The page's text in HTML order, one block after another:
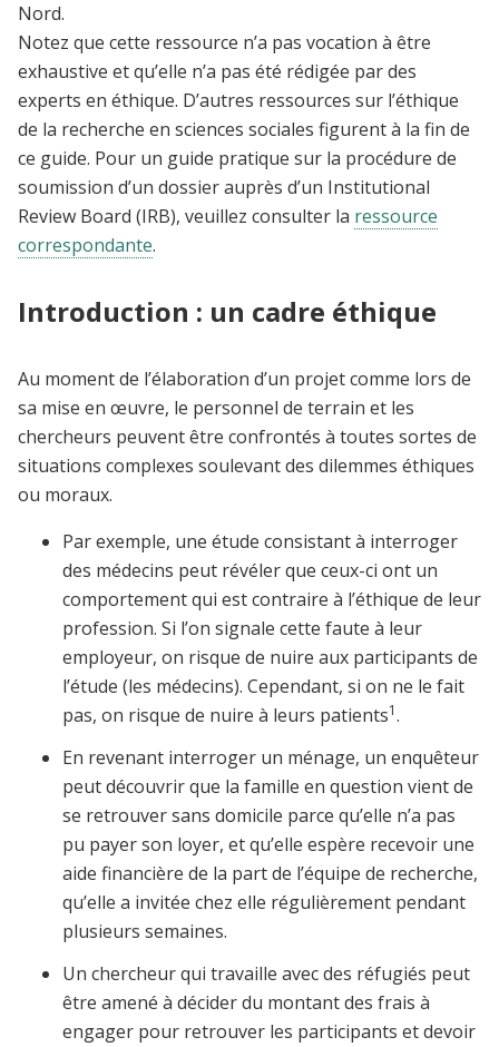
Nord.
Notez que cette ressource n’a pas vocation à être
exhaustive et qu’elle n’a pas été rédigée par des
experts en éthique. D’autres ressources sur l’éthique
de la recherche en sciences sociales figurent à la fin de
ce guide. Pour un guide pratique sur la procédure de
soumission d’un dossier auprès d’un Institutional
Review Board (IRB), veuillez consulter la ressource
correspondante.
Introduction : un cadre éthique
Au moment de l’élaboration d’un projet comme lors de
sa mise en œuvre, le personnel de terrain et les
chercheurs peuvent être confrontés à toutes sortes de
situations complexes soulevant des dilemmes éthiques
ou moraux.
Par exemple, une étude consistant à interroger
des médecins peut révéler que ceux-ci ont un
comportement qui est contraire à l’éthique de leur
profession. Si l’on signale cette faute à leur
employeur, on risque de nuire aux participants de
l’étude (les médecins). Cependant, si on ne le fait
pas, on risque de nuire à leurs patients1.
En revenant interroger un ménage, un enquêteur
peut découvrir que la famille en question vient de
se retrouver sans domicile parce qu’elle n’a pas
pu payer son loyer, et qu’elle espère recevoir une
aide financière de la part de l’équipe de recherche,
qu’elle a invitée chez elle régulièrement pendant
plusieurs semaines.
Un chercheur qui travaille avec des réfugiés peut
être amené à décider du montant des frais à
engager pour retrouver les participants et devoir